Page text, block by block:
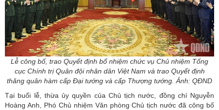
Lễ công bố, trao Quyết định bổ nhiệm chức vụ Chủ nhiệm Tổng
cục Chính trị Quân đội nhân dân Việt Nam và trao Quyết định
thăng quân hàm cấp Đại tướng và cấp Thượng tướng. Ảnh: QĐND
Tại buổi lễ, thừa ủy quyền của Chủ tịch nước, đồng chí Nguyễn
Hoàng Anh, Phó Chủ nhiệm Văn phòng Chủ tịch nước đã công bố